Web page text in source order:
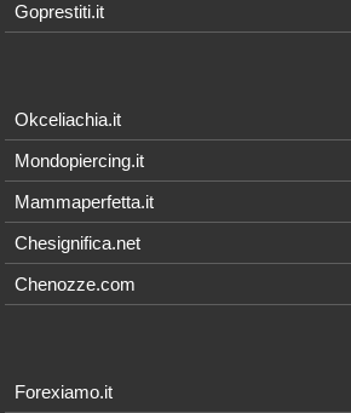
Goprestiti.it
Okceliachia.it
Mondopiercing.it
Mammaperfetta.it
Chesignifica.net
Chenozze.com
Forexiamo.it